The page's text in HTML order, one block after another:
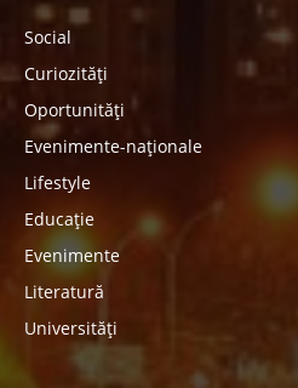
Social
Curiozități
Oportunități
Evenimente-naționale
Lifestyle
Educație
Evenimente
Literatură
Universități